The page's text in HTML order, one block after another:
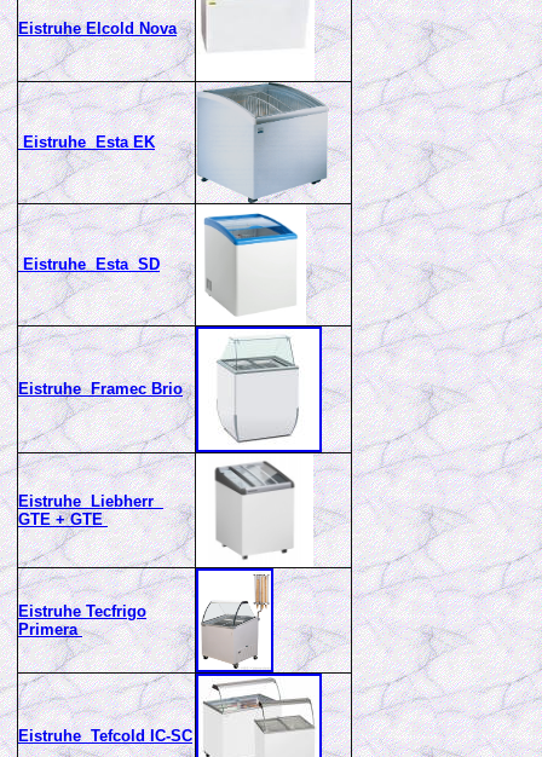
Eistruhe Elcold Nova
Eistruhe Esta EK
Eistruhe Esta SD
Eistruhe Framec Brio
Eistruhe Liebherr
GTE + GTE
Eistruhe Tecfrigo
Primera
Eistruhe Tefcold IC-SC